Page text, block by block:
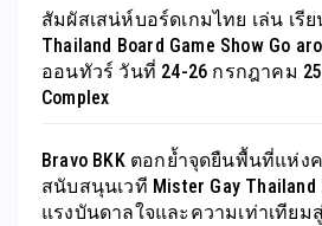
สัมผัสเสน่ห์บอร์ดเกมไทย เล่น เรี
Thailand Board Game Show Go
ออนทัวร์ วันที่ 24-26 กรกฎาคม
Complex
Bravo BKK ตอกย้ำจุดยืนพื้นที่แห่
สนับสนุนเวที Mister Gay
แรงบันดาลใจและความเท่าเทียม